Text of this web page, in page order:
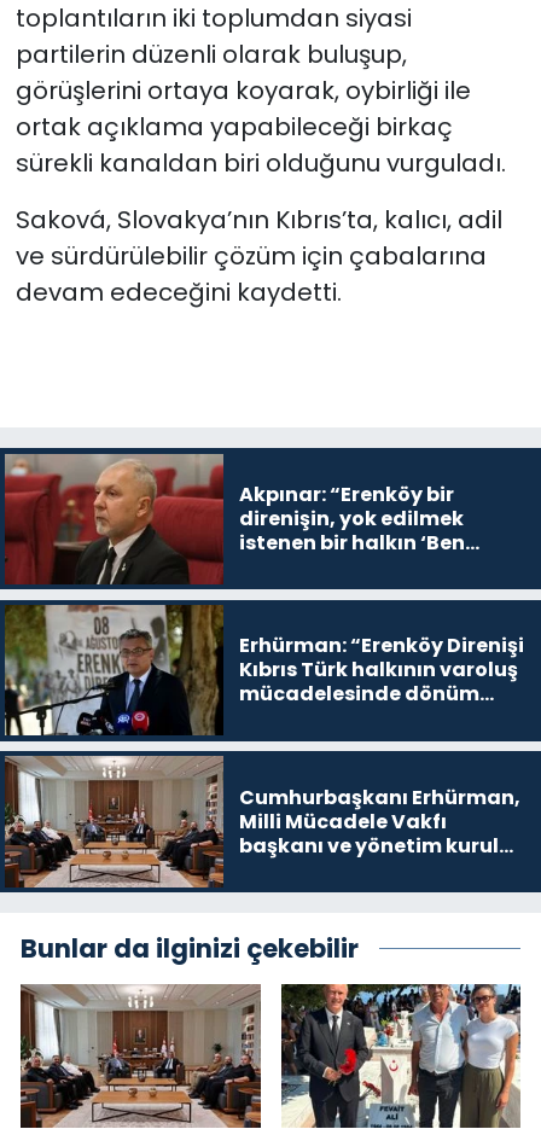
toplantıların iki toplumdan siyasi
partilerin düzenli olarak buluşup,
görüşlerini ortaya koyarak, oybirliği ile
ortak açıklama yapabileceği birkaç
sürekli kanaldan biri olduğunu vurguladı.
Saková, Slovakya’nın Kıbrıs’ta, kalıcı, adil
ve sürdürülebilir çözüm için çabalarına
devam edeceğini kaydetti.
Akpınar: “Erenköy bir
direnişin, yok edilmek
istenen bir halkın ‘Ben
devam edeceğim’ dediği
Erhürman: “Erenköy Direnişi
Kıbrıs Türk halkının varoluş
mücadelesinde dönüm
Cumhurbaşkanı Erhürman,
Milli Mücadele Vakfı
başkanı ve yönetim kurulu
Bunlar da ilginizi çekebilir